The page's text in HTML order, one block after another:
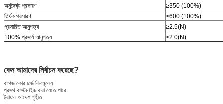
অনুদৈর্ঘ্য প্রসারণ
≥350 (100%)
তির্যক প্রসারণ
≥600 (100%)
প্রসারিত আনুগত্য
≥2.5(N)
100% প্রসার্য আনুগত্য
≥2.0(N)
কেন আমাদের নির্বাচন করেছে?
কাগজ কোর চার্জ বিনামূল্যে
প্রস্থ কাস্টমাইজ করা যেতে পারে
ট্রায়াল আদেশ গৃহীত